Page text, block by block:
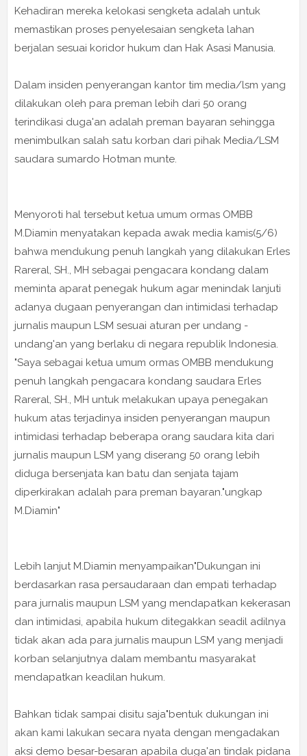
Kehadiran mereka kelokasi sengketa adalah untuk
memastikan proses penyelesaian sengketa lahan
berjalan sesuai koridor hukum dan Hak Asasi Manusia.
Dalam insiden penyerangan kantor tim media/lsm yang
dilakukan oleh para preman lebih dari 50 orang
terindikasi duga'an adalah preman bayaran sehingga
menimbulkan salah satu korban dari pihak Media/LSM
saudara sumardo Hotman munte.
Menyoroti hal tersebut ketua umum ormas OMBB
M.Diamin menyatakan kepada awak media kamis(5/6)
bahwa mendukung penuh langkah yang dilakukan Erles
Rareral, SH., MH sebagai pengacara kondang dalam
meminta aparat penegak hukum agar menindak lanjuti
adanya dugaan penyerangan dan intimidasi terhadap
jurnalis maupun LSM sesuai aturan per undang -
undang'an yang berlaku di negara republik Indonesia.
"Saya sebagai ketua umum ormas OMBB mendukung
penuh langkah pengacara kondang saudara Erles
Rareral, SH., MH untuk melakukan upaya penegakan
hukum atas terjadinya insiden penyerangan maupun
intimidasi terhadap beberapa orang saudara kita dari
jurnalis maupun LSM yang diserang 50 orang lebih
diduga bersenjata kan batu dan senjata tajam
diperkirakan adalah para preman bayaran."ungkap
M.Diamin"
Lebih lanjut M.Diamin menyampaikan"Dukungan ini
berdasarkan rasa persaudaraan dan empati terhadap
para jurnalis maupun LSM yang mendapatkan kekerasan
dan intimidasi, apabila hukum ditegakkan seadil adilnya
tidak akan ada para jurnalis maupun LSM yang menjadi
korban selanjutnya dalam membantu masyarakat
mendapatkan keadilan hukum.
Bahkan tidak sampai disitu saja"bentuk dukungan ini
akan kami lakukan secara nyata dengan mengadakan
aksi demo besar-besaran apabila duga'an tindak pidana